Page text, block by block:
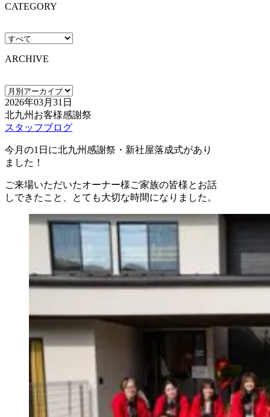
CATEGORY
ARCHIVE
2026年03月31日
北九州お客様感謝祭
スタッフブログ
今月の1日に北九州感謝祭・新社屋落成式があり
ました！
ご来場いただいたオーナー様ご家族の皆様とお話
しできたこと、とても大切な時間になりました。